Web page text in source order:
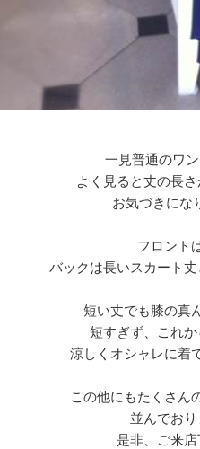
一見普通のワン
よく見ると丈の長
お気づきにな
フロント
バックは長いスカート丈
短い丈でも膝の真
短すぎず、これ
涼しくオシャレに着
この他にもたくさん
並んでおり
是非、ご来店